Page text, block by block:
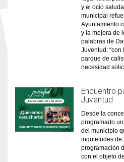
y el ocio
municipal
Ayuntamiento
y la mejora de
palabras de
Juventud:
parque de
necesidad
Encuentro
Juventud
Desde la
programado
del municipio
inquietudes de
programación
con el objeto